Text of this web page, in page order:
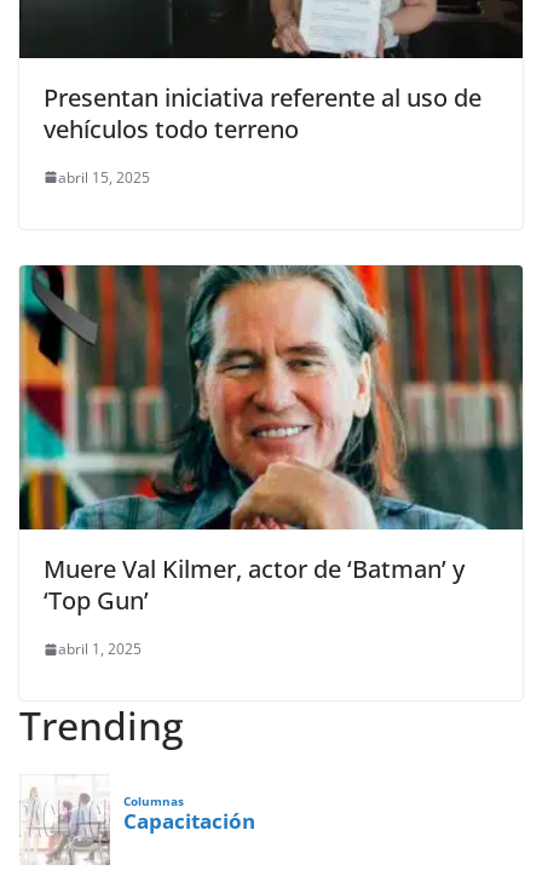
Presentan iniciativa referente al uso de
vehículos todo terreno
abril 15, 2025
Muere Val Kilmer, actor de ‘Batman’ y
‘Top Gun’
abril 1, 2025
Trending